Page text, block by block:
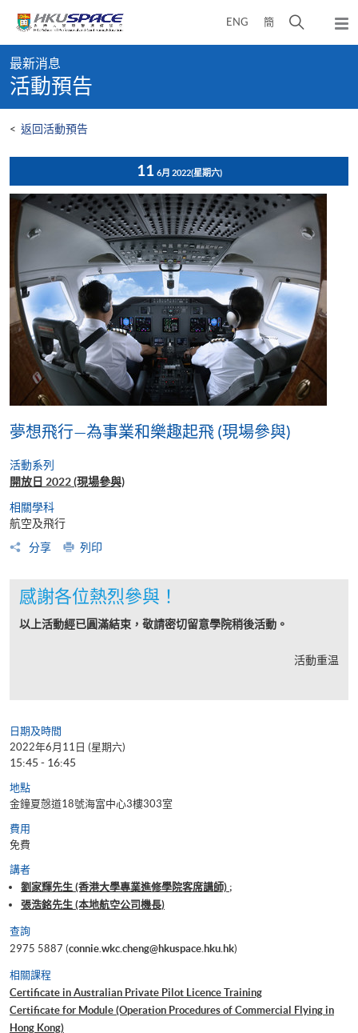
content
ENG 簡
開
彈
出
content
start
最新消息
活動預告
< 返回活動預告
11 6月 2022(星期六)
夢想飛行—為事業和樂趣起飛 (現場參與)
活動系列
開放日 2022 (現場參與)
相關學科
航空及飛行
分享
列印
感謝各位熱烈參與！
以上活動經已圓滿結束，敬請密切留意學院稍後活動。
活動重温
日期及時間
2022年6月11日 (星期六)
15:45 - 16:45
地點
金鐘夏慤道18號海富中心3樓303室
費用
免費
講者
劉家輝先生 (香港大學專業進修學院客席講師) ;
張浩銘先生 (本地航空公司機長)
查詢
2975 5887 (connie.wkc.cheng@hkuspace.hku.hk)
相關課程
Certificate in Australian Private Pilot Licence Training
Certificate for Module (Operation Procedures of Commercial Flying in
Hong Kong)